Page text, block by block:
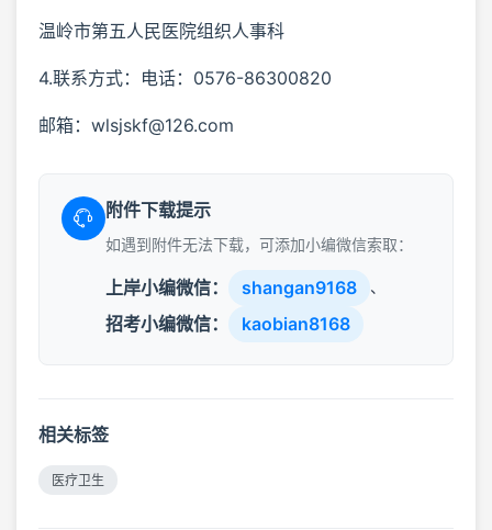
温岭市第五人民医院组织人事科
4.联系方式：电话：0576-86300820
邮箱：wlsjskf@126.com
附件下载提示
如遇到附件无法下载，可添加小编微信索取：
上岸小编微信： shangan9168 、
招考小编微信： kaobian8168
相关标签
医疗卫生